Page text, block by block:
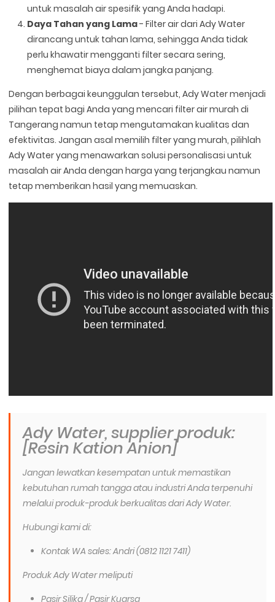
untuk masalah air spesifik yang Anda hadapi.
Daya Tahan yang Lama- Filter air dari Ady Water
dirancang untuk tahan lama, sehingga Anda tidak
perlu khawatir mengganti filter secara sering,
menghemat biaya dalam jangka panjang.
Dengan berbagai keunggulan tersebut, Ady Water menjadi
pilihan tepat bagi Anda yang mencari filter air murah di
Tangerang namun tetap mengutamakan kualitas dan
efektivitas. Jangan asal memilih filter yang murah, pilihlah
Ady Water yang menawarkan solusi personalisasi untuk
masalah air Anda dengan harga yang terjangkau namun
tetap memberikan hasil yang memuaskan.
Ady Water, supplier produk:
[Resin Kation Anion]
Jangan lewatkan kesempatan untuk memastikan
kebutuhan rumah tangga atau industri Anda terpenuhi
melalui produk-produk berkualitas dari Ady Water.
Hubungi kami di:
Kontak WA sales: Andri (0812 1121 7411)
Produk Ady Water meliputi
Pasir Silika / Pasir Kuarsa